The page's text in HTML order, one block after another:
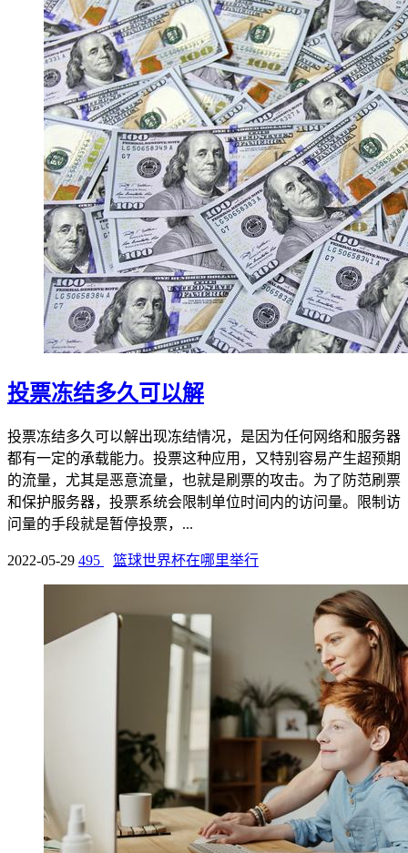
投票冻结多久可以解
投票冻结多久可以解出现冻结情况，是因为任何网络和服务器
都有一定的承载能力。投票这种应用，又特别容易产生超预期
的流量，尤其是恶意流量，也就是刷票的攻击。为了防范刷票
和保护服务器，投票系统会限制单位时间内的访问量。限制访
问量的手段就是暂停投票，...
2022-05-29 495 篮球世界杯在哪里举行